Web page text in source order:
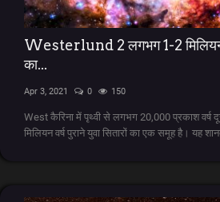
Westerlund 2 लगभग 1-2 मिलियन
का...
Apr 3, 2021 0 150
West कैरिना में पृथ्वी से लगभग 20,000 प्रकाश
मिलियन वर्ष पुराने युवा सितारों का एक समूह है। यह